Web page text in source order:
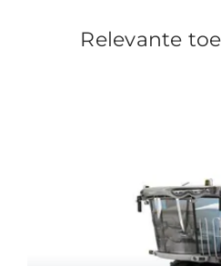
Relevante